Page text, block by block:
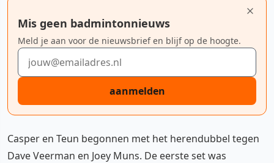
Mis geen badmintonnieuws
Meld je aan voor de nieuwsbrief en blijf op de hoogte.
E-mailadres
aanmelden
Casper en Teun begonnen met het herendubbel tegen
Dave Veerman en Joey Muns. De eerste set was